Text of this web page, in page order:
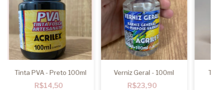
Tinta PVA - Preto 100ml
R$14,50
Verniz Geral - 100ml
R$23,90